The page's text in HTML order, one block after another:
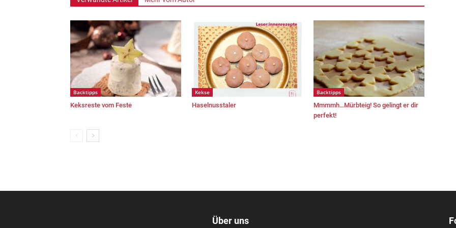
Backtipps
Keksreste vom Feste
Kekse
Haselnusstaler
Backtipps
Mmmmh…Mürbteig! So gelingt er dir
perfekt!
Über uns